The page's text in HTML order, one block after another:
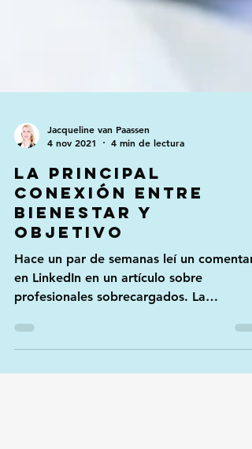
Jacqueline van Paassen
4 nov 2021
4 min de lectura
La principal
conexión entre
bienestar y
objetivo
Hace un par de semanas leí un
en LinkedIn en un artículo sobre